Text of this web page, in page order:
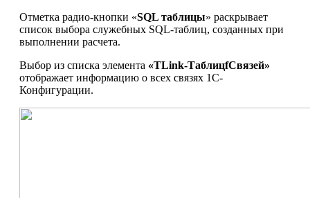
Отметка радио-кнопки «SQL таблицы» раскрывает
список выбора служебных SQL-таблиц, созданных при
выполнении расчета.
Выбор из списка элемента «TLink-ТаблицfСвязей»
отображает информацию о всех связях 1С-
Конфигурации.